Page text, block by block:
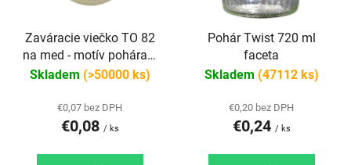
Zaváracie viečko TO 82
na med - motív pohára s
medom
Skladem (>50000 ks)
€0,07 bez DPH
€0,08 / ks
Pohár Twist 720 ml
faceta
Skladem (47112 ks)
€0,20 bez DPH
€0,24 / ks